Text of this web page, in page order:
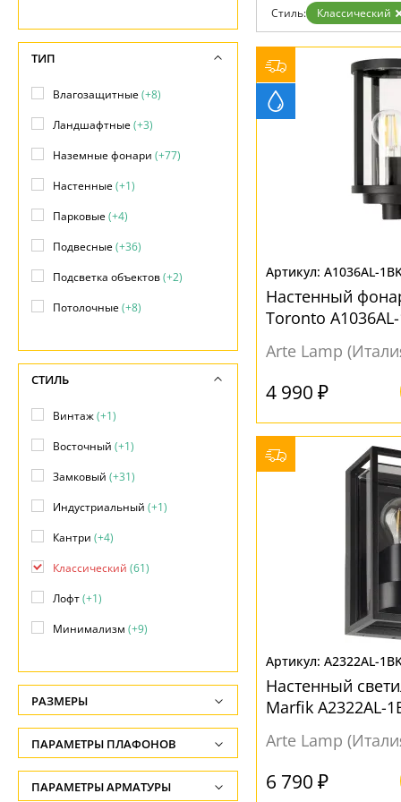
Гарантия
Возврат
Отзывы
Установка
Дизайнерам
Бренды
Контакты
Стиль: Классический
A1036AL-
Настенный
Toronto
Arte Lamp
4 990 ₽
A2322AL-
Настенный
Marfik A2322AL-
Arte Lamp
6 790 ₽
ТИП
Влагозащитные(+8)
Ландшафтные(+3)
Наземные фонари (+77)
Настенные(+1)
Парковые(+4)
Подвесные(+36)
Подсветка объектов(+2)
Потолочные(+8)
Фонари(+21)
СТИЛЬ
Винтаж(+1)
Восточный (+1)
Замковый (+31)
Индустриальный (+1)
Кантри (+4)
Классический (61)
Лофт(+1)
Минимализм (+9)
Морской(+4)
Неоклассика(+1)
Прованс(+11)
Ретро(+10)
РАЗМЕРЫ
Высота, см
-
Глубина, см
ПАРАМЕТРЫ ПЛАФОНОВ
ФОРМА ПЛАФОНА
ПАРАМЕТРЫ АРМАТУРЫ